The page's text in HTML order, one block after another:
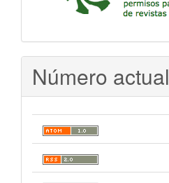
Número actual